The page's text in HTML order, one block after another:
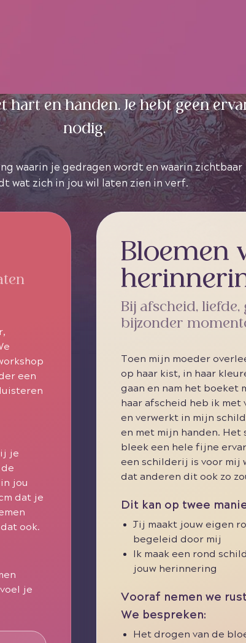
in jou wil laten zien in verf.
een
Bij afscheid,
bijzonder
Bloemen
Jij maakt jouw eigen
begeleid door mij
Ik maak een rond
jouw herinnering
Toen mijn moeder
op haar kist, in haar
gaan en nam het boeket
haar afscheid heb ik
en verwerkt in mijn
en met mijn handen. Het
bleek een hele fijne
een schilderij is voor mij
dat anderen dit ook zo
je
jou
dat je
ook.
je
Dit kan op twee
Het drogen van de
Vooraf nemen we
We bespreken: